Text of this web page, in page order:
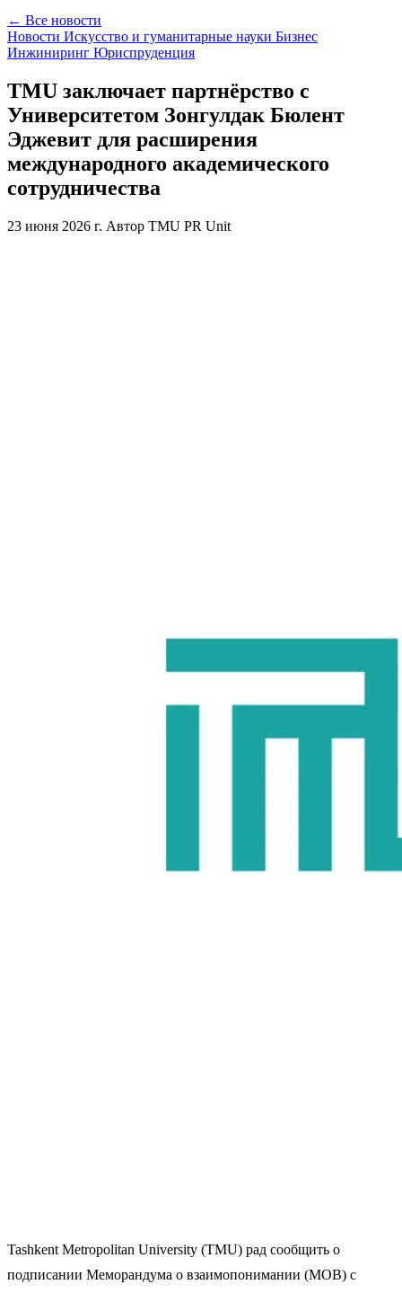
← Все новости
Новости Искусство и гуманитарные науки Бизнес
Инжиниринг Юриспруденция
TMU заключает партнёрство с
Университетом Зонгулдак Бюлент
Эджевит для расширения
международного академического
сотрудничества
23 июня 2026 г. Автор TMU PR Unit
Tashkent Metropolitan University (TMU) рад сообщить о
подписании Меморандума о взаимопонимании (МОВ) с